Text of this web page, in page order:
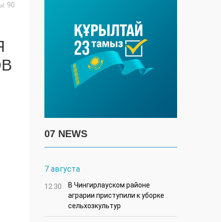
90
07 NEWS
7 августа
12:30
В Чингирлауском районе
аграрии приступили к уборке
сельхозкультур